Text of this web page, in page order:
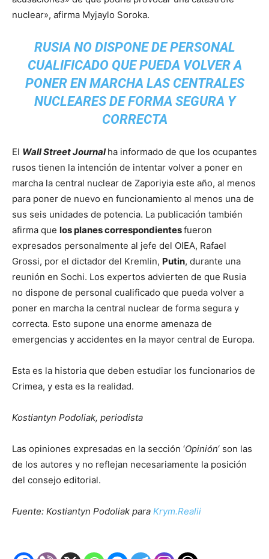
nuclear», afirma Myjaylo Soroka.
RUSIA NO DISPONE DE PERSONAL
CUALIFICADO QUE PUEDA VOLVER A
PONER EN MARCHA LAS CENTRALES
NUCLEARES DE FORMA SEGURA Y
CORRECTA
El Wall Street Journalha informado de que los ocupantes
rusos tienen la intención de intentar volver a poner en
marcha la central nuclear de Zaporiyia este año, al menos
para poner de nuevo en funcionamiento al menos una de
sus seis unidades de potencia. La publicación también
afirma que los planes correspondientesfueron
expresados personalmente al jefe del OIEA, Rafael
Grossi, por el dictador del Kremlin, Putin, durante una
reunión en Sochi. Los expertos advierten de que Rusia
no dispone de personal cualificado que pueda volver a
poner en marcha la central nuclear de forma segura y
correcta. Esto supone una enorme amenaza de
emergencias y accidentes en la mayor central de Europa.
Esta es la historia que deben estudiar los funcionarios de
Crimea, y esta es la realidad.
Kostiantyn Podoliak, periodista
Las opiniones expresadas en la sección ‘Opinión‘ son las
de los autores y no reflejan necesariamente la posición
del consejo editorial.
Fuente: Kostiantyn Podoliak para Krym.Realii